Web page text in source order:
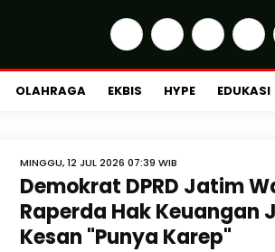
OLAHRAGA EKBIS HYPE EDUKASI
MINGGU, 12 JUL 2026 07:39 WIB
Demokrat DPRD Jatim
Raperda Hak Keuangan
Kesan "Punya Karep"